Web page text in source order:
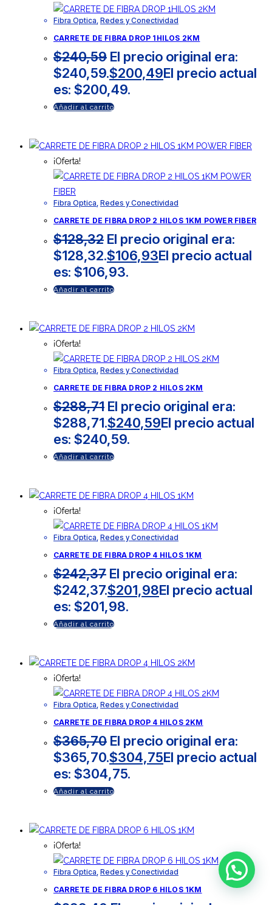
Fibra Optica, Redes y Conectividad
CARRETE DE FIBRA DROP 1HILOS 2KM
$240,59 El precio original era:
$240,59.$200,49El precio actual
es: $200,49.
Añadir al carrito
¡Oferta!
Fibra Optica, Redes y Conectividad
CARRETE DE FIBRA DROP 2 HILOS 1KM POWER FIBER
$128,32 El precio original era:
$128,32.$106,93El precio actual
es: $106,93.
Añadir al carrito
¡Oferta!
Fibra Optica, Redes y Conectividad
CARRETE DE FIBRA DROP 2 HILOS 2KM
$288,71 El precio original era:
$288,71.$240,59El precio actual
es: $240,59.
Añadir al carrito
¡Oferta!
Fibra Optica Redes y Conectividad
CARRETE DE FIBRA DROP 4 HILOS 1KM
$242,37 El precio original era:
$242,37.$201,98El precio actual
es: $201,98.
Añadir al carrito
¡Oferta!
Fibra Optica Redes y Conectividad
CARRETE DE FIBRA DROP 4 HILOS 2KM
$365,70 El precio original era:
$365,70.$304,75El precio actual
es: $304,75.
Añadir al carrito
¡Oferta!
Fibra Optica Redes y Conectividad
CARRETE DE FIBRA DROP 6 HILOS 1KM